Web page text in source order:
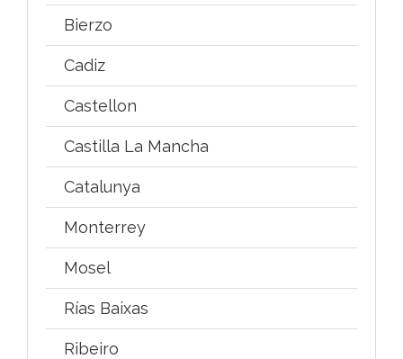
Bierzo
Cadiz
Castellon
Castilla La Mancha
Catalunya
Monterrey
Mosel
Rías Baixas
Ribeiro